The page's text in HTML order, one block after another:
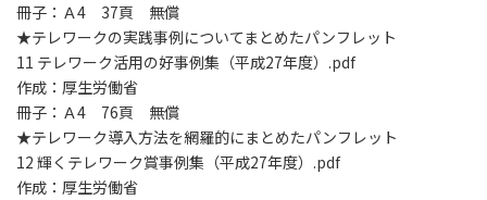
冊子：Ａ4 37頁 無償
★テレワークの実践事例についてまとめたパンフレット
11 テレワーク活用の好事例集（平成27年度）.pdf
作成：厚生労働省
冊子：Ａ4 76頁 無償
★テレワーク導入方法を網羅的にまとめたパンフレット
12 輝くテレワーク賞事例集（平成27年度）.pdf
作成：厚生労働省